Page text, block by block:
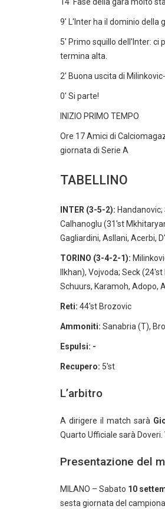
9' L'Inter ha il dominio della
5' Primo squillo dell'Inter: ci
termina alta.
2' Buona uscita di
0' Si parte!
INIZIO PRIMO TEMPO
Ore 17 Amici di
giornata di Serie A
TABELLINO
INTER (3-5-2):
Calhanoglu (31'st
Gagliardini, Asllani, Acerbi,
TORINO (3-4-2-1):
Ilkhan), Vojvoda; Seck
Schuurs, Karamoh, Adopo,
Reti: 44'st Brozovic
Ammoniti: Sanabria (T),
Espulsi: -
Recupero: 5'st
L’arbitro
A dirigere il match sarà
Quarto Ufficiale sarà Doveri.
Presentazione del
MILANO – Sabato 10
sesta giornata del